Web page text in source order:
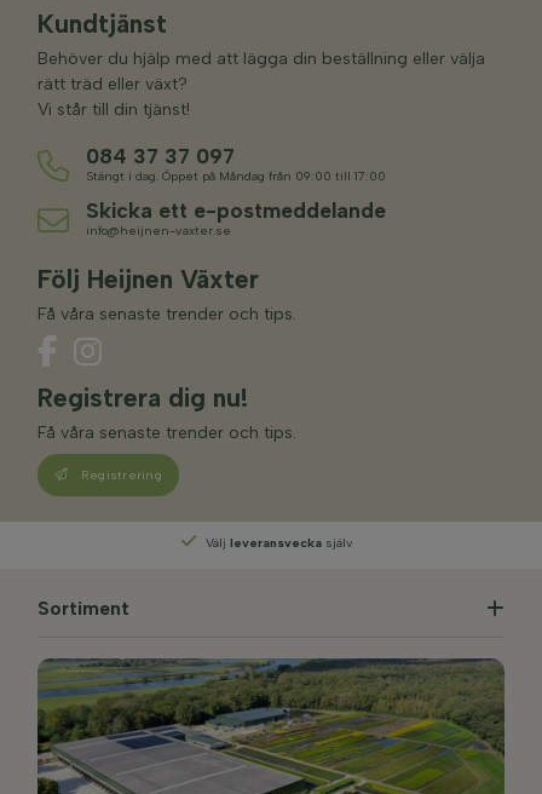
Kundtjänst
Behöver du hjälp med att lägga din beställning eller välja
rätt träd eller växt?
Vi står till din tjänst!
084 37 37 097
Stängt i dag. Öppet på Måndag från 09:00 till 17:00
Skicka ett e-postmeddelande
info@heijnen-vaxter.se
Följ Heijnen Växter
Få våra senaste trender och tips.
Registrera dig nu!
Få våra senaste trender och tips.
Registrering
Välj leveransvecka själv
Sortiment